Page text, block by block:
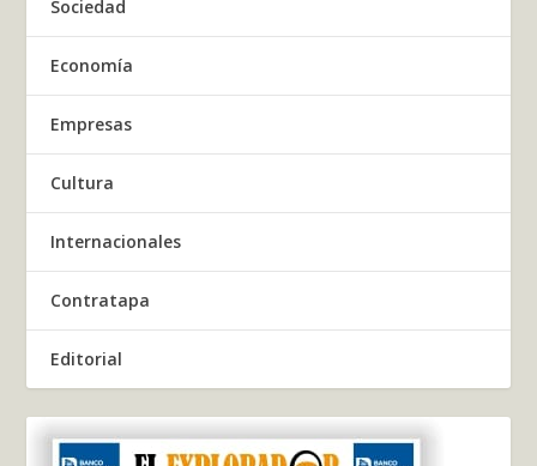
Sociedad
Economía
Empresas
Cultura
Internacionales
Contratapa
Editorial